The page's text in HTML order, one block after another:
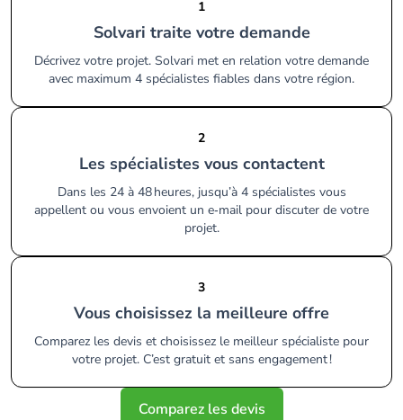
1
Solvari traite votre demande
Décrivez votre projet. Solvari met en relation votre demande
avec maximum 4 spécialistes fiables dans votre région.
2
Les spécialistes vous contactent
Dans les 24 à 48 heures, jusqu’à 4 spécialistes vous
appellent ou vous envoient un e‑mail pour discuter de votre
projet.
3
Vous choisissez la meilleure offre
Comparez les devis et choisissez le meilleur spécialiste pour
votre projet. C’est gratuit et sans engagement !
Comparez les devis